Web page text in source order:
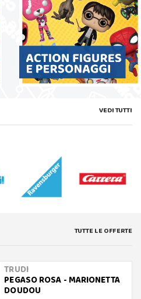
VEDI TUTTI
TUTTE LE OFFERTE
TRUDI
PEGASO ROSA - MARIONETTA
DOUDOU